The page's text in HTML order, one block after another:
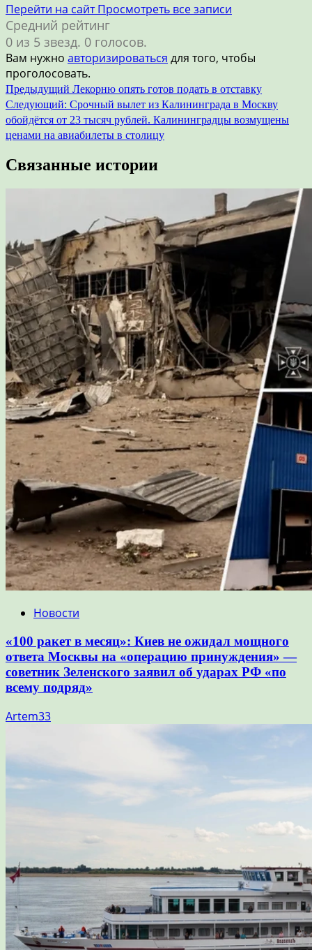
Перейти на сайтПросмотреть все записи
Средний рейтинг
0 из 5 звезд. 0 голосов.
Вам нужно авторизироваться для того, чтобы
проголосовать.
Навигация
по
записям
Предыдущий Лекорню опять готов подать в отставку
Следующий: Срочный вылет из Калининграда в Москву
обойдётся от 23 тысяч рублей. Калининградцы возмущены
ценами на авиабилеты в столицу
Связанные истории
Новости
«100 ракет в месяц»: Киев не ожидал мощного
ответа Москвы на «операцию принуждения» —
советник Зеленского заявил об ударах РФ «по
всему подряд»
Artem33